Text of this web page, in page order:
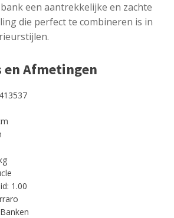
een aantrekkelijke en zachte
die perfect te combineren is in
en Afmetingen
1.00